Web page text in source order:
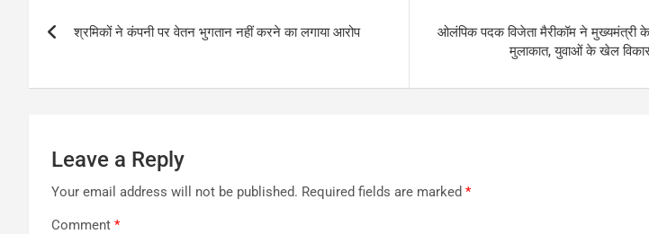
navigation
श्रमिकों ने कंपनी पर वेतन भुगतान नहीं करने का लगाया आरोप
ओलंपिक पदक विजेता मैरीकॉम ने मुख्यमंत्री
मुलाकात, युवाओं के खेल
Leave a Reply
Your email address will not be published. Required fields are marked *
Comment *